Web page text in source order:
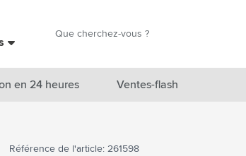
en 24 heures Ventes-flash
Référence de l'article: 261598